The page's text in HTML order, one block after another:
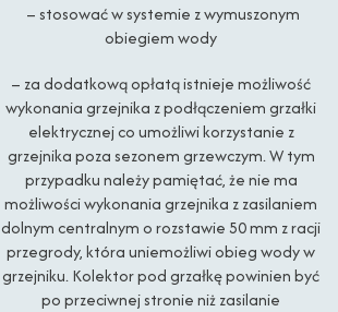
– stosować w systemie z wymuszonym
obiegiem wody
– za dodatkową opłatą istnieje możliwość
wykonania grzejnika z podłączeniem grzałki
elektrycznej co umożliwi korzystanie z
grzejnika poza sezonem grzewczym. W tym
przypadku należy pamiętać, że nie ma
możliwości wykonania grzejnika z zasilaniem
dolnym centralnym o rozstawie 50 mm z racji
przegrody, która uniemożliwi obieg wody w
grzejniku. Kolektor pod grzałkę powinien być
po przeciwnej stronie niż zasilanie